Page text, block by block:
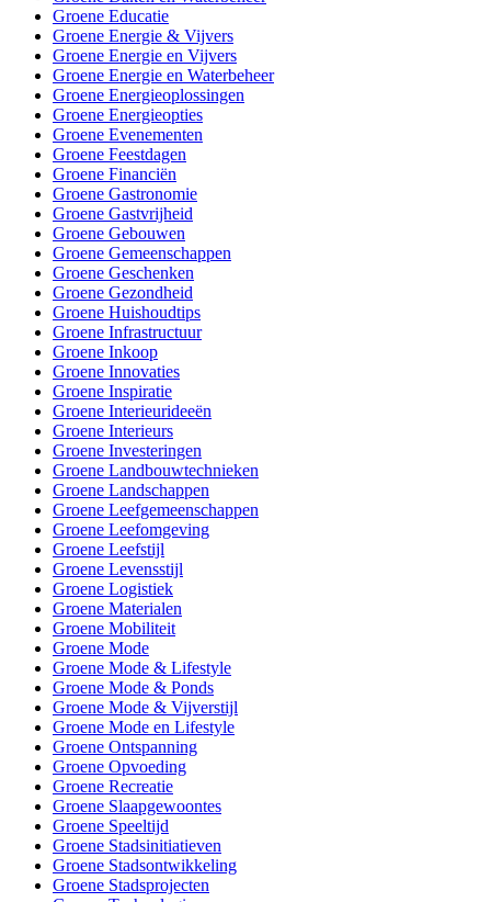
Groene Educatie
Groene Energie & Vijvers
Groene Energie en Vijvers
Groene Energie en Waterbeheer
Groene Energieoplossingen
Groene Energieopties
Groene Evenementen
Groene Feestdagen
Groene Financiën
Groene Gastronomie
Groene Gastvrijheid
Groene Gebouwen
Groene Gemeenschappen
Groene Geschenken
Groene Gezondheid
Groene Huishoudtips
Groene Infrastructuur
Groene Inkoop
Groene Innovaties
Groene Inspiratie
Groene Interieurideeën
Groene Interieurs
Groene Investeringen
Groene Landbouwtechnieken
Groene Landschappen
Groene Leefgemeenschappen
Groene Leefomgeving
Groene Leefstijl
Groene Levensstijl
Groene Logistiek
Groene Materialen
Groene Mobiliteit
Groene Mode
Groene Mode & Lifestyle
Groene Mode & Ponds
Groene Mode & Vijverstijl
Groene Mode en Lifestyle
Groene Ontspanning
Groene Opvoeding
Groene Recreatie
Groene Slaapgewoontes
Groene Speeltijd
Groene Stadsinitiatieven
Groene Stadsontwikkeling
Groene Stadsprojecten